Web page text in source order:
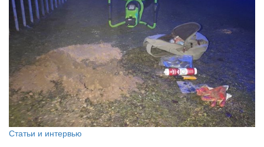
Статьи и интервью